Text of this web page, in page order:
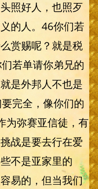
照好人，也照歹
的人。46你们若
赏赐呢？就是税
若单请你弟兄的
是外邦人不也是
完全，像你们的
为弥赛亚信徒，有
战是要去行在爱
不是亚家里的
易的，但当我们